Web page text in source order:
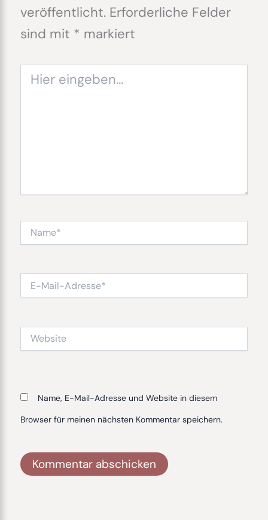
veröffentlicht. Erforderliche Felder
sind mit * markiert
eingeben…
Mail-
Website
Name, E-Mail-Adresse und Website in diesem
Browser für meinen nächsten Kommentar speichern.